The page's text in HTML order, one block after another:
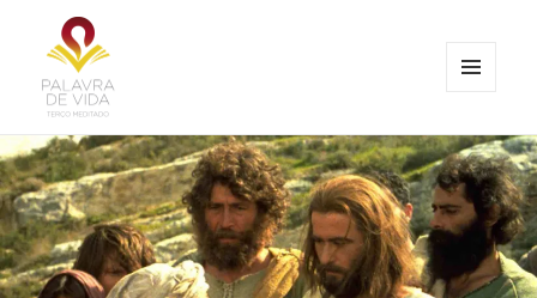
Palavra de Vida
WIDGETS